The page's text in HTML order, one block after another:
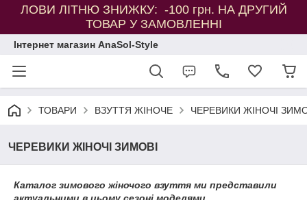
ЛОВИ ЛІТНЮ ЗНИЖКУ: -100 грн. НА ДРУГИЙ
ТОВАР У ЗАМОВЛЕННІ
Інтернет магазин AnaSol-Style
ТОВАРИ ВЗУТТЯ ЖІНОЧЕ ЧЕРЕВИКИ ЖІНОЧІ
ЧЕРЕВИКИ ЖІНОЧІ ЗИМОВІ
Каталог зимового жіночого взуття ми представили